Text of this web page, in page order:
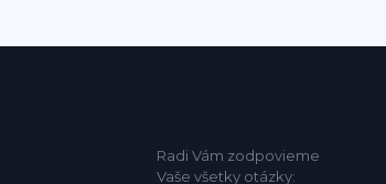
Radi Vám zodpovieme
Vaše všetky otázky: